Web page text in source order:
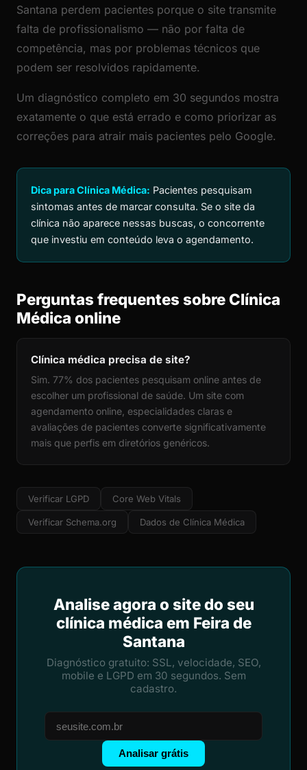
Santana perdem pacientes porque o site transmite
falta de profissionalismo — não por falta de
competência, mas por problemas técnicos que
podem ser resolvidos rapidamente.
Um diagnóstico completo em 30 segundos mostra
exatamente o que está errado e como priorizar as
correções para atrair mais pacientes pelo Google.
Dica para Clínica Médica: Pacientes pesquisam
sintomas antes de marcar consulta. Se o site da
clínica não aparece nessas buscas, o concorrente
que investiu em conteúdo leva o agendamento.
Perguntas frequentes sobre Clínica
Médica online
Clínica médica precisa de site?
Sim. 77% dos pacientes pesquisam online antes de
escolher um profissional de saúde. Um site com
agendamento online, especialidades claras e
avaliações de pacientes converte significativamente
mais que perfis em diretórios genéricos.
Verificar LGPD Core Web Vitals
Verificar Schema.org Dados de Clínica Médica
Analise agora o site do seu
clínica médica em Feira de
Santana
Diagnóstico gratuito: SSL, velocidade, SEO,
mobile e LGPD em 30 segundos. Sem
cadastro.
Analisar grátis